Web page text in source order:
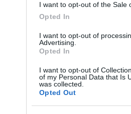
I want to opt-out of the Sale
Opted In
I want to opt-out of
Advertising.
Opted In
I want to opt-out of
of my Personal Data that Is
was collected.
Opted Out